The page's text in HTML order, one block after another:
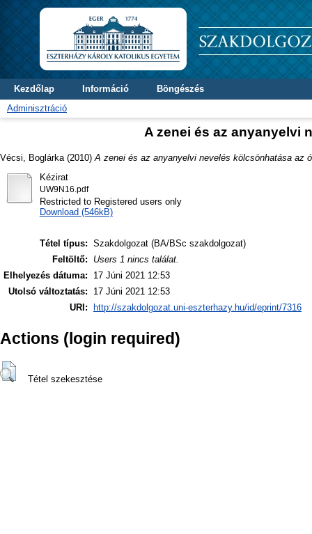
Kezdőlap Információ
Böngészés
Adminisztráció
A zenei és az anyanyelvi
Vécsi, Boglárka (2010) A zenei és az anyanyelvi nevelés kölcsönhatása az
Kézirat
UW9N16.pdf
Restricted to Registered users only
Download (546kB)
Tétel típus: Szakdolgozat (BA/BSc szakdolgozat)
Feltöltő:
Users 1 nincs találat.
Elhelyezés dátuma:
17 Júni 2021 12:53
Utolsó változtatás:
17 Júni 2021 12:53
URI:
http://szakdolgozat.uni-eszterhazy.hu/id/eprint/7316
Actions (login required)
Tétel szekesztése